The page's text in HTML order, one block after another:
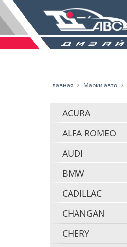
Главная Марки авто
ACURA
ALFA ROMEO
AUDI
BMW
CADILLAC
CHANGAN
CHERY